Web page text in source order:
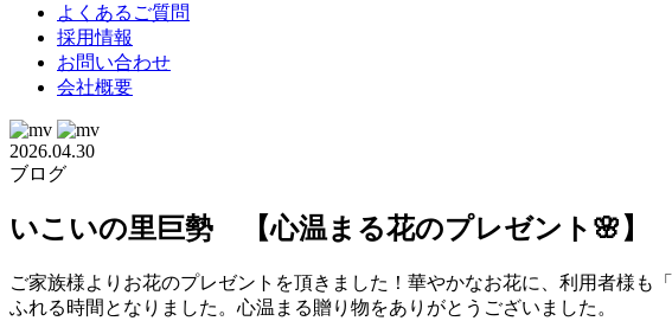
よくあるご質問
採用情報
お問い合わせ
会社概要
2026.04.30
ブログ
いこいの里巨勢 【心温まる花のプレゼント🌸】
ご家族様よりお花のプレゼントを頂きました！華やかなお花に、利用者様
ふれる時間となりました。心温まる贈り物をありがとうございました。